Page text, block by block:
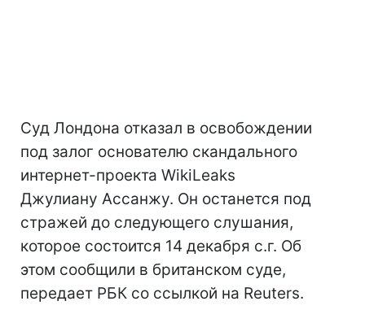
Суд Лондона отказал в освобождении
под залог основателю скандального
интернет-проекта WikiLeaks
Джулиану Ассанжу. Он останется под
стражей до следующего слушания,
которое состоится 14 декабря с.г. Об
этом сообщили в британском суде,
передает РБК со ссылкой на Reuters.